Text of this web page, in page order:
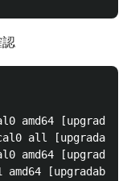
amd64
all
amd64
[upgradable